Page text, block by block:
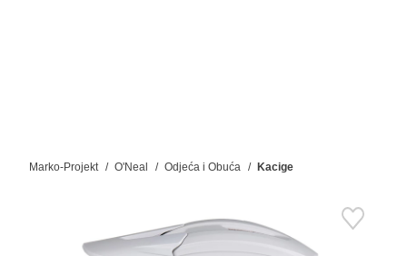
Marko-Projekt O'Neal Odjeća i Obuća Kacige